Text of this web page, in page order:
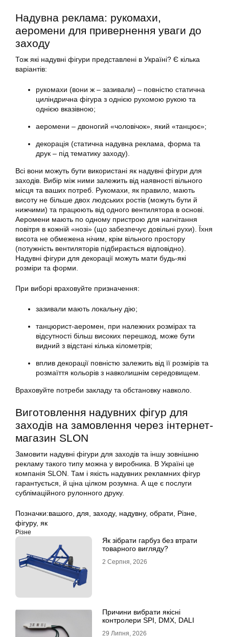
Надувна реклама: рукомахи,
аеромени для привернення уваги до
заходу
Тож які надувні фігури представлені в Україні? Є кілька
варіантів:
рукомахи (вони ж – зазивали) – повністю статична
циліндрична фігура з однією рухомою рукою та
однією вказівною;
аеромени – двоногий «чоловічок», який «танцює»;
декорація (статична надувна реклама, форма та
друк – під тематику заходу).
Всі вони можуть бути використані як надувні фігури для
заходів. Вибір між ними залежить від наявності вільного
місця та ваших потреб. Рукомахи, як правило, мають
висоту не більше двох людських ростів (можуть бути й
нижчими) та працюють від одного вентилятора в основі.
Аеромени мають по одному пристрою для нагнітання
повітря в кожній «нозі» (що забезпечує довільні рухи). Їхня
висота не обмежена нічим, крім вільного простору
(потужність вентиляторів підбирається відповідно).
Надувні фігури для декорації можуть мати будь-які
розміри та форми.
При виборі враховуйте призначення:
зазивали мають локальну дію;
танцюрист-аеромен, при належних розмірах та
відсутності більш високих перешкод, може бути
видний з відстані кілька кілометрів;
вплив декорації повністю залежить від її розмірів та
розмаїття кольорів з навколишнім середовищем.
Враховуйте потреби закладу та обстановку навколо.
Виготовлення надувних фігур для
заходів на замовлення через інтернет-
магазин SLON
Замовити надувні фігури для заходів та іншу зовнішню
рекламу такого типу можна у виробника. В Україні це
компанія SLON. Там і якість надувних рекламних фігур
гарантується, й ціна цілком розумна. А ще є послуги
сублімаційного рулонного друку.
Позначки:вашого для заходу, надувну, обрати Різне
фігуру, як
Різне
Як зібрати гарбуз без втрати
товарного вигляду?
2 Серпня, 2026
Причини вибрати якісні
контролери SPI, DMX, DALI
29 Липня, 2026